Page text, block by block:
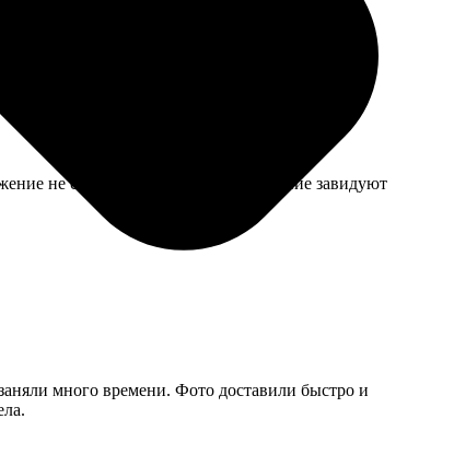
не стирается. Теперь все домашние завидуют
много времени. Фото доставили быстро и